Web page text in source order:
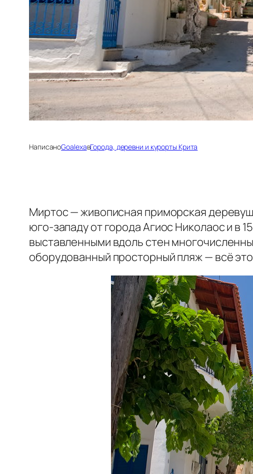
НаписаноGoalexaвГорода, деревни и курорты Крита
Миртос — живописная приморская
юго-западу от города Агиос Николаос и в
выставленными вдоль стен
оборудованный просторный пляж — всё